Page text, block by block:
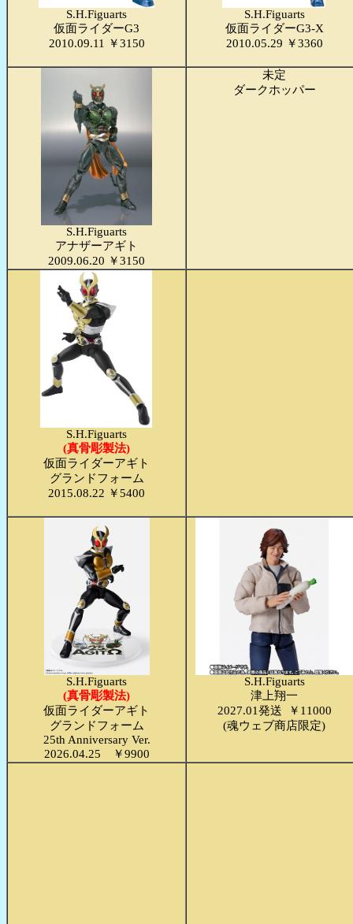
S.H.Figuarts
仮面ライダーG3
2010.09.11 ￥3150
S.H.Figuarts
仮面ライダーG3-X
2010.05.29 ￥3360
S.H.Figuarts
アナザーアギト
2009.06.20 ￥3150
未定
ダークホッパー
S.H.Figuarts
(真骨彫製法)
仮面ライダーアギト
グランドフォーム
2015.08.22 ￥5400
S.H.Figuarts
(真骨彫製法)
仮面ライダーアギト
グランドフォーム
25th Anniversary Ver.
2026.04.25 ￥9900
S.H.Figuarts
津上翔一
2027.01発送 ￥11000
(魂ウェブ商店限定)